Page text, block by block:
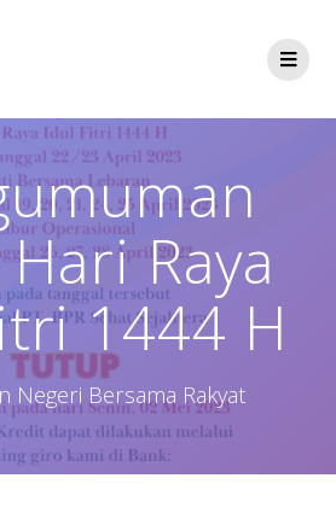
Raya
1444 H
Negeri Bersama Rakyat